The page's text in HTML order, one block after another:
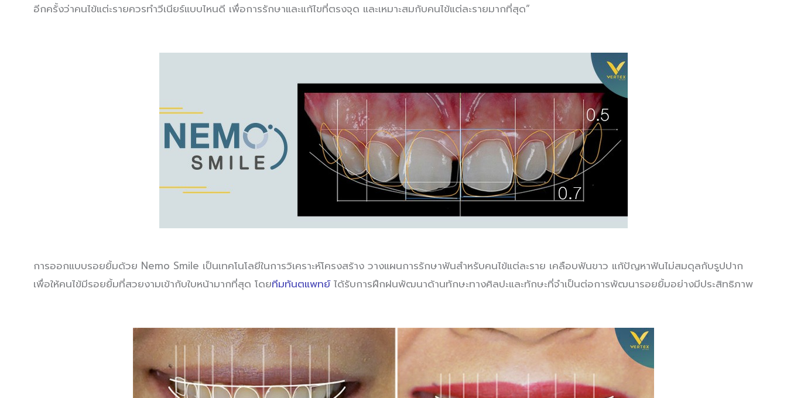
อีกครั้งว่าคนไข้แต่ะรายควรทำวีเนียร์แบบไหนดี เพื่อการรักษาและแก้ไขที่ตรงจุด และเหมาะสมกับคนไข้แต่ละรายมากที่สุด”
การออกแบบรอยยิ้มด้วย Nemo Smile เป็นเทคโนโลยีในการวิเคราะห์โครงสร้าง วางแผนการรักษาฟันสำหรับคนไข้แต่ละราย เคลือบฟันขาว แก้ปัญหาฟันไม่สมดุลกับรูปปาก
เพื่อให้คนไข้มีรอยยิ้มที่สวยงามเข้ากับใบหน้ามากที่สุด โดยทีมทันตแพทย์ได้รับการฝึกฝนพัฒนาด้านทักษะทางศิลปะและทักษะที่จำเป็นต่อการพัฒนารอยยิ้มอย่างมีประสิทธิภาพ